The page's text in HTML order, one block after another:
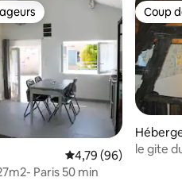
Évaluation moyenne
4,79 (96)
Paris 50 min
Coup
Coup
le gite